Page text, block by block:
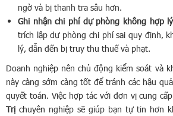
ngờ và bị thanh tra sâu hơn.
Ghi nhận chi phí dự phòng không hợp
trích lập dự phòng chi phí sai quy định,
lý, dẫn đến bị truy thu thuế và phạt.
Doanh nghiệp nên chủ động kiểm soát và
này càng sớm càng tốt để tránh các hậu
quyết toán. Việc hợp tác với đơn vị cung
Trị chuyên nghiệp sẽ giúp bạn tự tin hơn